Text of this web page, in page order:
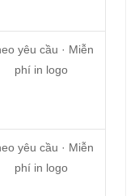
yêu cầu · Miễn
phí in logo
yêu cầu · Miễn
phí in logo